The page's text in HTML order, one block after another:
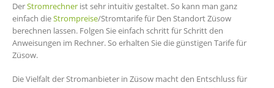
DerStromrechner ist sehr intuitiv gestaltet. So kann man ganz
einfach dieStrompreise/Stromtarife für Den Standort Züsow
berechnen lassen. Folgen Sie einfach schritt für Schritt den
Anweisungen im Rechner. So erhalten Sie die günstigen Tarife für
Züsow.
Die Vielfalt der Stromanbieter in Züsow macht den Entschluss für